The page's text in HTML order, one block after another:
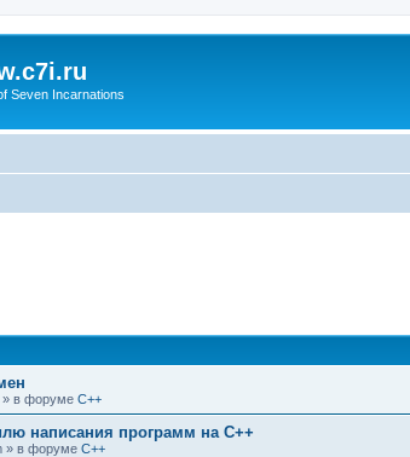
Seven Incarnations
» в форуме C++
написания программ на C++
» в форуме C++